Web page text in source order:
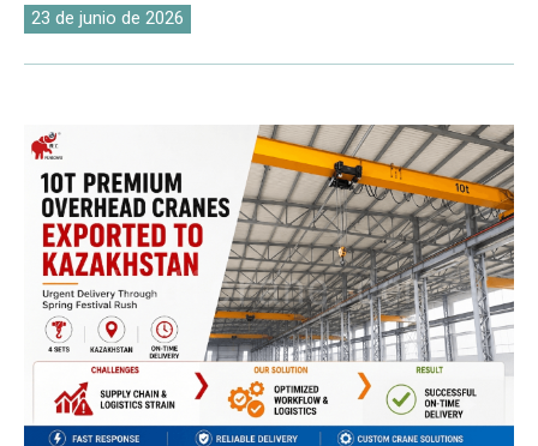
23 de junio de 2026